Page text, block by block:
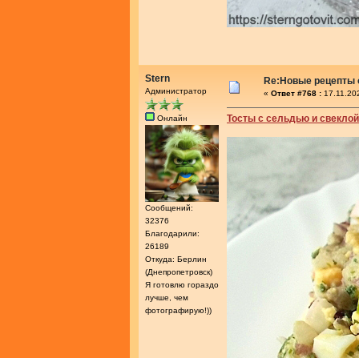
Stern
Администратор
Онлайн
Сообщений:
32376
Благодарили:
26189
Откуда: Берлин
(Днепропетровск)
Я готовлю гораздо
лучше, чем
фотографирую!))
Re:Новые рецепты
« Ответ #768 :
Тосты с сельдью и свеклой